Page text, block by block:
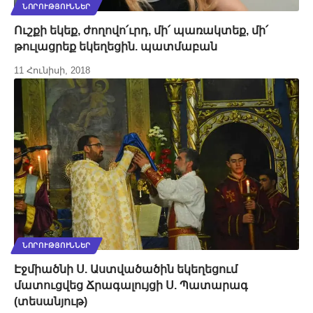
ՆՈՐՈՒԹՅՈՒՆՆԵՐ
Ուշքի եկեք, ժողովո՛ւրդ, մի՛ պառակտեք, մի՛
թուլացրեք եկեղեցին. պատմաբան
11 Հունիսի, 2018
ՆՈՐՈՒԹՅՈՒՆՆԵՐ
Էջմիածնի Ս. Աստվածածին եկեղեցում
մատուցվեց Ճրագալույցի Ս. Պատարագ
(տեսանյութ)